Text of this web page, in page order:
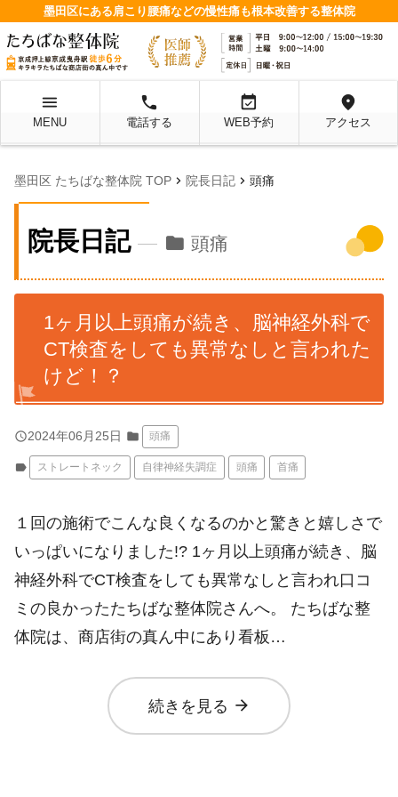
墨田区にある肩こり腰痛などの慢性痛も根本改善する整体院
menu
MENU
local_phone
電話する
event_available
WEB予約
location_on
アクセス
墨田区 たちばな整体院 TOP chevron_right 院長日記 chevron_right 頭痛
院長日記 folder 頭痛
1ヶ月以上頭痛が続き、脳神経外科で
CT検査をしても異常なしと言われた
けど！？
query_builder2024年06月25日 folder 頭痛
label ストレートネック 自律神経失調症 頭痛 首痛
１回の施術でこんな良くなるのかと驚きと嬉しさで
いっぱいになりました!? 1ヶ月以上頭痛が続き、脳
神経外科でCT検査をしても異常なしと言われ口コ
ミの良かったたちばな整体院さんへ。 たちばな整
体院は、商店街の真ん中にあり看板…
続きを見る arrow_forward